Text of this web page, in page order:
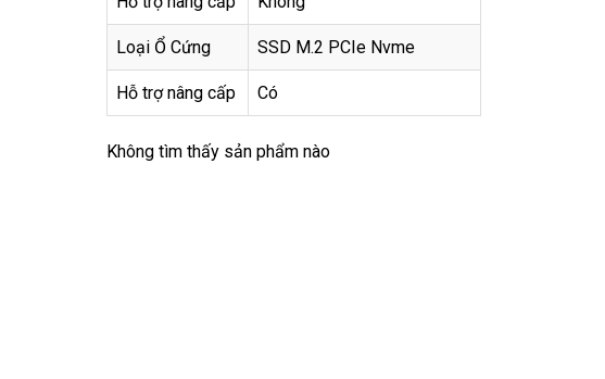
Loại Ổ Cứng SSD M.2 PCIe Nvme
Hỗ trợ nâng cấp Có
Không tìm thấy sản phẩm nào